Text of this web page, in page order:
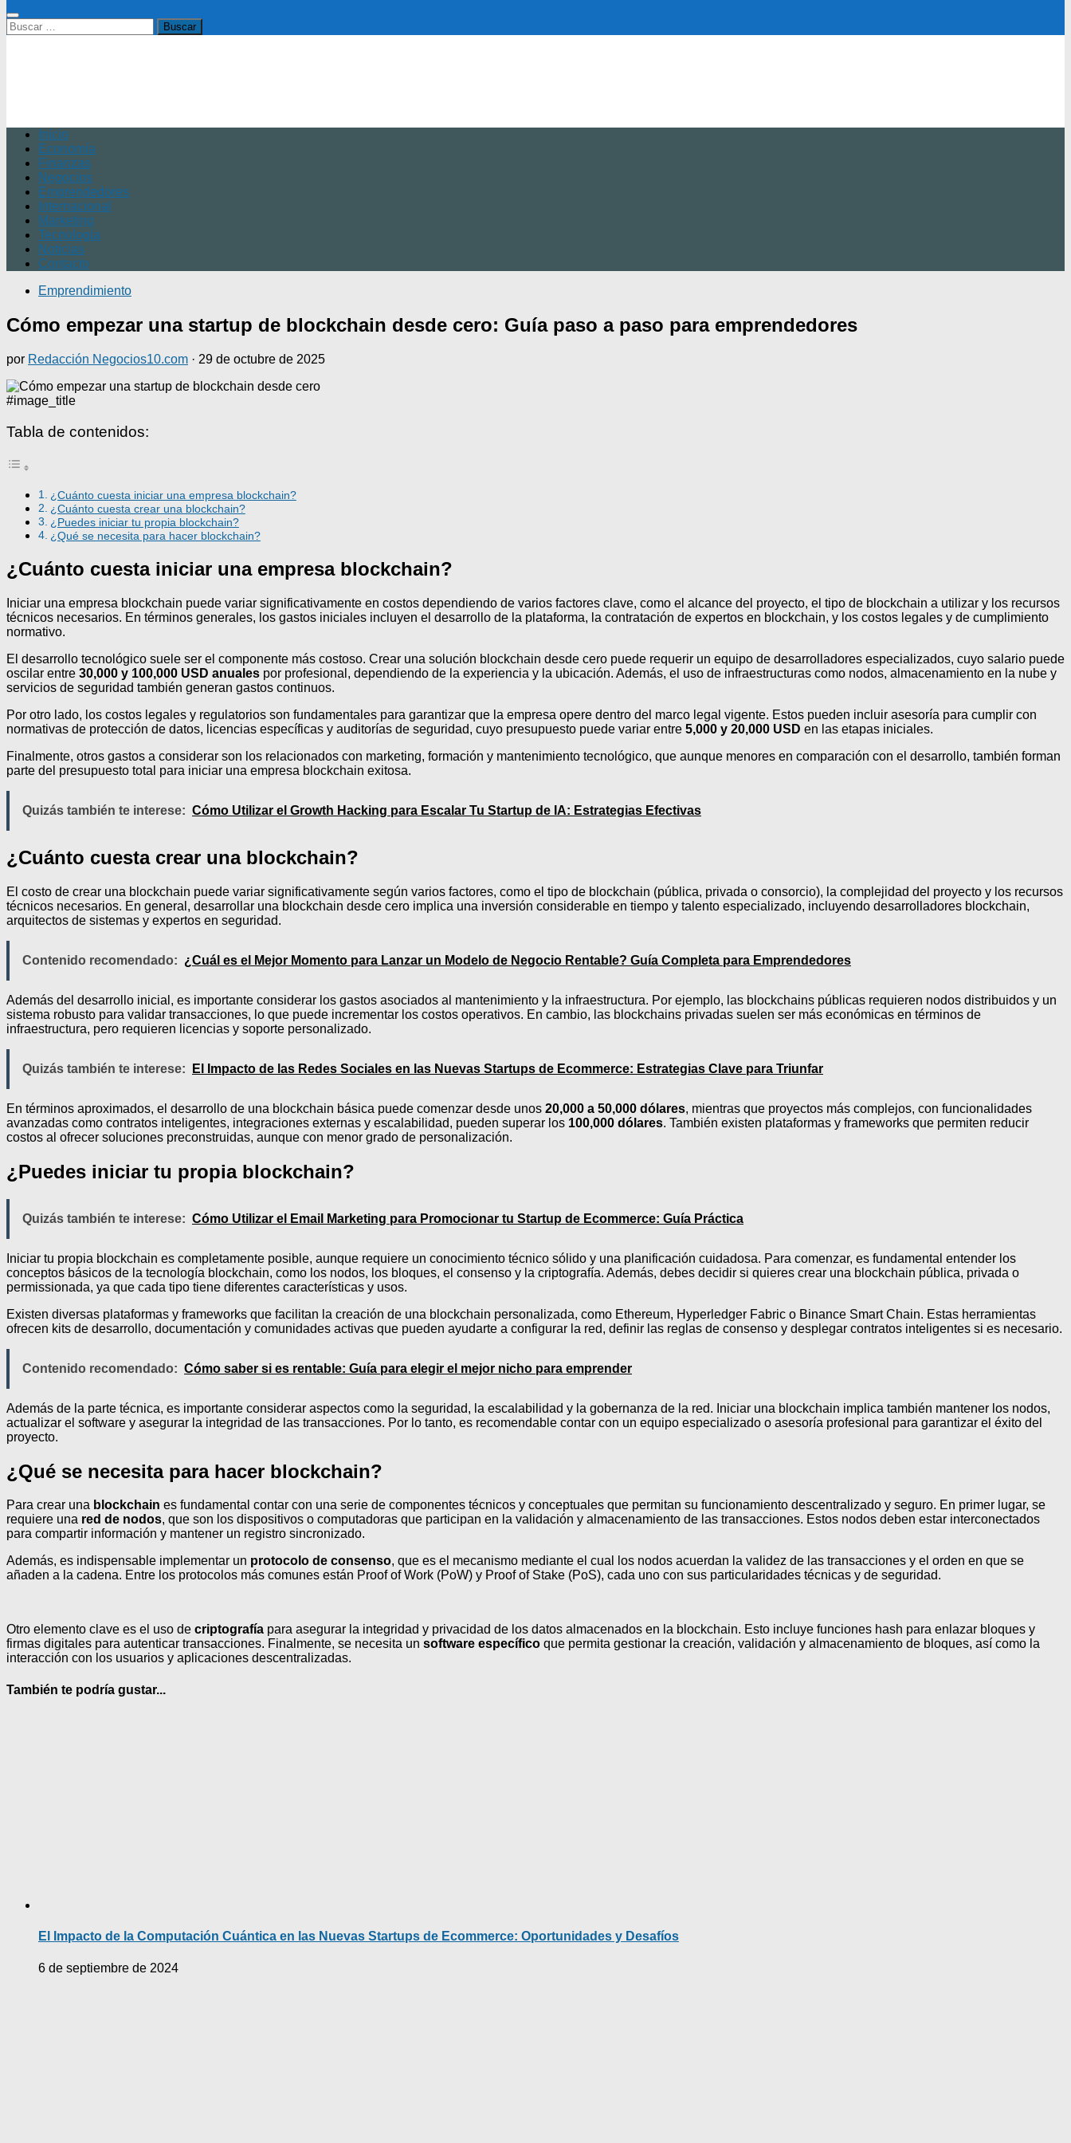
Buscar:
Inicio
Economía
Finanzas
Negocios
Emprendedores
Internacional
Marketing
Tecnología
Noticias
Contacto
Emprendimiento
Cómo empezar una startup de blockchain desde cero: Guía paso a paso para emprendedores
por Redacción Negocios10.com · 29 de octubre de 2025
#image_title
Tabla de contenidos:
¿Cuánto cuesta iniciar una empresa blockchain?
¿Cuánto cuesta crear una blockchain?
¿Puedes iniciar tu propia blockchain?
¿Qué se necesita para hacer blockchain?
¿Cuánto cuesta iniciar una empresa blockchain?
Iniciar una empresa blockchain puede variar significativamente en costos dependiendo de varios factores clave, como el alcance del proyecto, el tipo de blockchain a utilizar y los recursos
técnicos necesarios. En términos generales, los gastos iniciales incluyen el desarrollo de la plataforma, la contratación de expertos en blockchain, y los costos legales y de cumplimiento
normativo.
El desarrollo tecnológico suele ser el componente más costoso. Crear una solución blockchain desde cero puede requerir un equipo de desarrolladores especializados, cuyo salario puede
oscilar entre 30,000 y 100,000 USD anuales por profesional, dependiendo de la experiencia y la ubicación. Además, el uso de infraestructuras como nodos, almacenamiento en la nube y
servicios de seguridad también generan gastos continuos.
Por otro lado, los costos legales y regulatorios son fundamentales para garantizar que la empresa opere dentro del marco legal vigente. Estos pueden incluir asesoría para cumplir con
normativas de protección de datos, licencias específicas y auditorías de seguridad, cuyo presupuesto puede variar entre 5,000 y 20,000 USD en las etapas iniciales.
Finalmente, otros gastos a considerar son los relacionados con marketing, formación y mantenimiento tecnológico, que aunque menores en comparación con el desarrollo, también forman
parte del presupuesto total para iniciar una empresa blockchain exitosa.
Quizás también te interese: Cómo Utilizar el Growth Hacking para Escalar Tu Startup de IA: Estrategias Efectivas
¿Cuánto cuesta crear una blockchain?
El costo de crear una blockchain puede variar significativamente según varios factores, como el tipo de blockchain (pública, privada o consorcio), la complejidad del proyecto y los recursos
técnicos necesarios. En general, desarrollar una blockchain desde cero implica una inversión considerable en tiempo y talento especializado, incluyendo desarrolladores blockchain,
arquitectos de sistemas y expertos en seguridad.
Contenido recomendado: ¿Cuál es el Mejor Momento para Lanzar un Modelo de Negocio Rentable? Guía Completa para Emprendedores
Además del desarrollo inicial, es importante considerar los gastos asociados al mantenimiento y la infraestructura. Por ejemplo, las blockchains públicas requieren nodos distribuidos y un
sistema robusto para validar transacciones, lo que puede incrementar los costos operativos. En cambio, las blockchains privadas suelen ser más económicas en términos de
infraestructura, pero requieren licencias y soporte personalizado.
Quizás también te interese: El Impacto de las Redes Sociales en las Nuevas Startups de Ecommerce: Estrategias Clave para Triunfar
En términos aproximados, el desarrollo de una blockchain básica puede comenzar desde unos 20,000 a 50,000 dólares, mientras que proyectos más complejos, con funcionalidades
avanzadas como contratos inteligentes, integraciones externas y escalabilidad, pueden superar los 100,000 dólares. También existen plataformas y frameworks que permiten reducir
costos al ofrecer soluciones preconstruidas, aunque con menor grado de personalización.
¿Puedes iniciar tu propia blockchain?
Quizás también te interese: Cómo Utilizar el Email Marketing para Promocionar tu Startup de Ecommerce: Guía Práctica
Iniciar tu propia blockchain es completamente posible, aunque requiere un conocimiento técnico sólido y una planificación cuidadosa. Para comenzar, es fundamental entender los
conceptos básicos de la tecnología blockchain, como los nodos, los bloques, el consenso y la criptografía. Además, debes decidir si quieres crear una blockchain pública, privada o
permissionada, ya que cada tipo tiene diferentes características y usos.
Existen diversas plataformas y frameworks que facilitan la creación de una blockchain personalizada, como Ethereum, Hyperledger Fabric o Binance Smart Chain. Estas herramientas
ofrecen kits de desarrollo, documentación y comunidades activas que pueden ayudarte a configurar la red, definir las reglas de consenso y desplegar contratos inteligentes si es necesario.
Contenido recomendado: Cómo saber si es rentable: Guía para elegir el mejor nicho para emprender
Además de la parte técnica, es importante considerar aspectos como la seguridad, la escalabilidad y la gobernanza de la red. Iniciar una blockchain implica también mantener los nodos,
actualizar el software y asegurar la integridad de las transacciones. Por lo tanto, es recomendable contar con un equipo especializado o asesoría profesional para garantizar el éxito del
proyecto.
¿Qué se necesita para hacer blockchain?
Para crear una blockchain es fundamental contar con una serie de componentes técnicos y conceptuales que permitan su funcionamiento descentralizado y seguro. En primer lugar, se
requiere una red de nodos, que son los dispositivos o computadoras que participan en la validación y almacenamiento de las transacciones. Estos nodos deben estar interconectados
para compartir información y mantener un registro sincronizado.
Además, es indispensable implementar un protocolo de consenso, que es el mecanismo mediante el cual los nodos acuerdan la validez de las transacciones y el orden en que se
añaden a la cadena. Entre los protocolos más comunes están Proof of Work (PoW) y Proof of Stake (PoS), cada uno con sus particularidades técnicas y de seguridad.
Otro elemento clave es el uso de criptografía para asegurar la integridad y privacidad de los datos almacenados en la blockchain. Esto incluye funciones hash para enlazar bloques y
firmas digitales para autenticar transacciones. Finalmente, se necesita un software específico que permita gestionar la creación, validación y almacenamiento de bloques, así como la
interacción con los usuarios y aplicaciones descentralizadas.
También te podría gustar...
El Impacto de la Computación Cuántica en las Nuevas Startups de Ecommerce: Oportunidades y Desafíos
6 de septiembre de 2024